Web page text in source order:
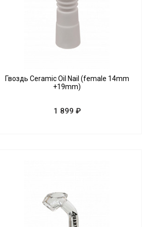
Гвоздь Ceramic Oil Nail (female 14mm
+19mm)
1 899 ₽